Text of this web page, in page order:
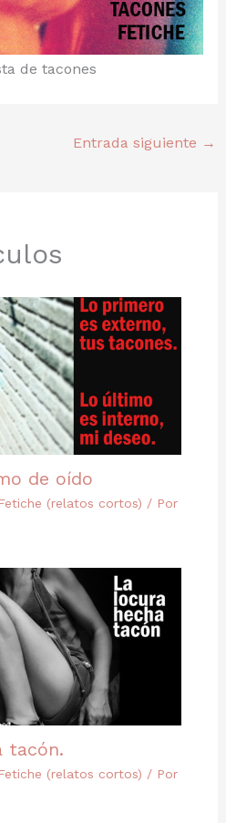
de tacones
Entrada siguiente →
de oído
Fetiche (relatos cortos) / Por
tacón.
Fetiche (relatos cortos) / Por